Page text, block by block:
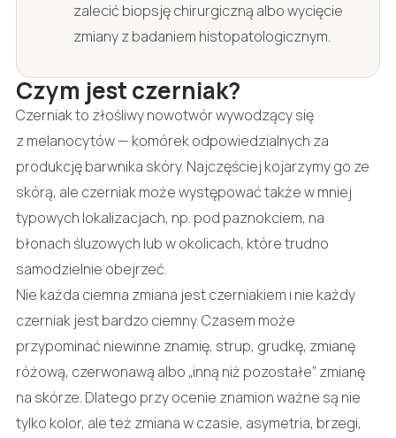
zalecić biopsję chirurgiczną albo wycięcie
zmiany z badaniem histopatologicznym.
Czym jest czerniak?
Czerniak to złośliwy nowotwór wywodzący się
z melanocytów — komórek odpowiedzialnych za
produkcję barwnika skóry. Najczęściej kojarzymy go ze
skórą, ale czerniak może występować także w mniej
typowych lokalizacjach, np. pod paznokciem, na
błonach śluzowych lub w okolicach, które trudno
samodzielnie obejrzeć.
Nie każda ciemna zmiana jest czerniakiem i nie każdy
czerniak jest bardzo ciemny. Czasem może
przypominać niewinne znamię, strup, grudkę, zmianę
różową, czerwonawą albo „inną niż pozostałe” zmianę
na skórze. Dlatego przy ocenie znamion ważne są nie
tylko kolor, ale też zmiana w czasie, asymetria, brzegi,